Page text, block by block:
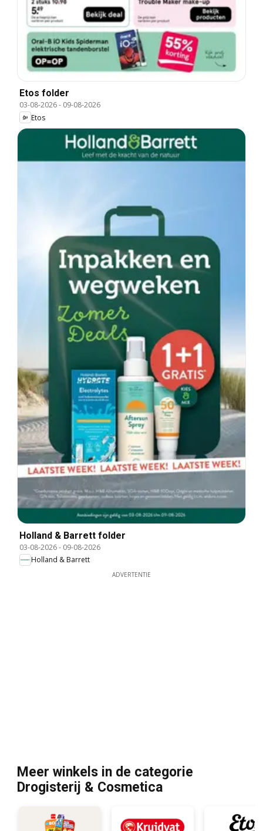
Etos folder
03-08-2026- 09-08-2026
Etos
Holland & Barrett folder
03-08-2026- 09-08-2026
Holland & Barrett
ADVERTENTIE
Meer winkels in de categorie
Drogisterij & Cosmetica